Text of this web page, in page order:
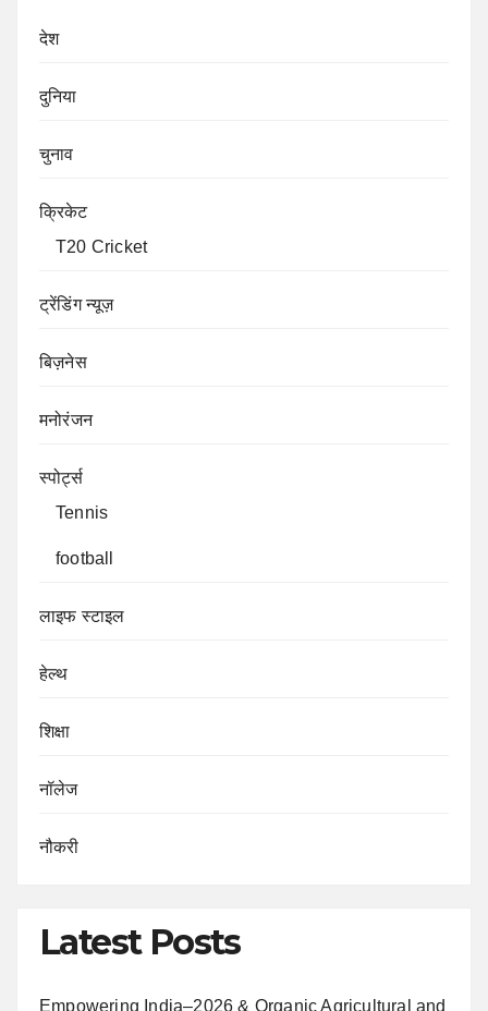
देश
दुनिया
चुनाव
क्रिकेट
T20 Cricket
ट्रेंडिंग न्यूज़
बिज़नेस
मनोरंजन
स्पोर्ट्स
Tennis
football
लाइफ स्टाइल
हेल्थ
शिक्षा
नॉलेज
नौकरी
Latest Posts
Empowering India–2026 & Organic Agricultural and